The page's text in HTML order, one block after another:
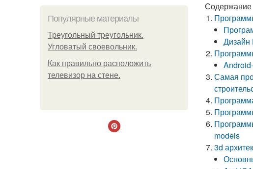
Популярные материалы
Треугольный треугольник.
Угловатый своевольник.
Как правильно расположить
телевизор на стене.
Содержание
Дизайн
Самая
models
3d